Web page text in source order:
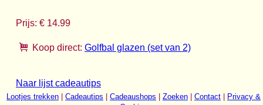
Prijs: € 14.99
Koop direct: Golfbal glazen (set van 2)
Naar lijst cadeautips
Lootjes trekken Cadeautips Cadeaushops Zoeken Contact
Privacy &